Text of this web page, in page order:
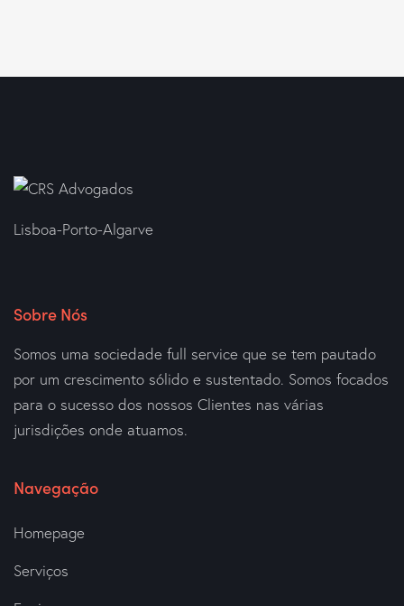
Lisboa-Porto-Algarve
Sobre Nós
Somos uma sociedade full service que se tem pautado
por um crescimento sólido e sustentado. Somos focados
para o sucesso dos nossos Clientes nas várias
jurisdições onde atuamos.
Navegação
Homepage
Serviços